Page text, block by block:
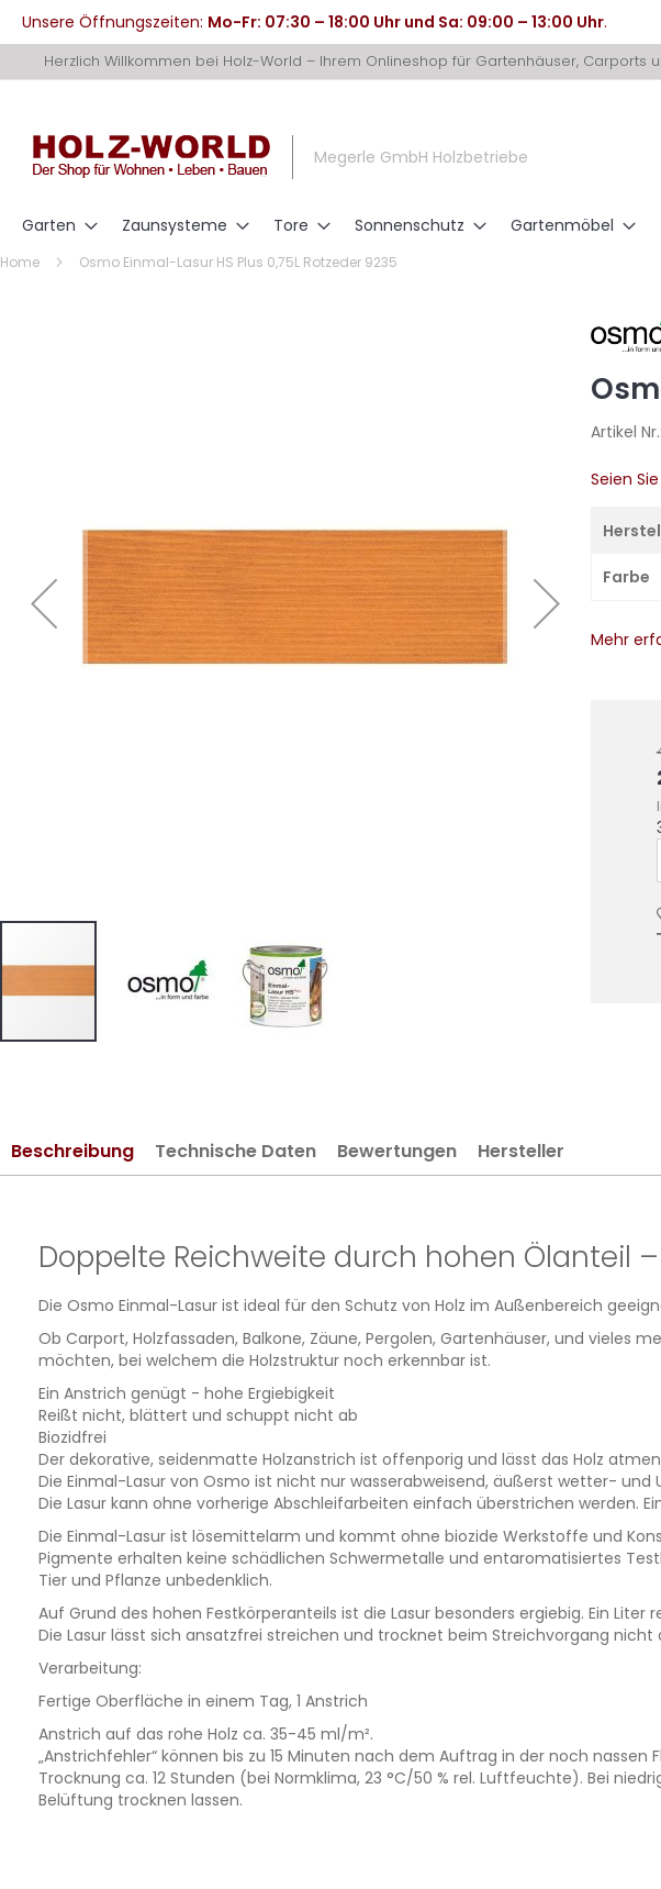
Unsere Öffnungszeiten: Mo-Fr: 07:30 – 18:00 Uhr und Sa: 09:00 – 13:00 Uhr.
zum
Herzlich Willkommen bei Holz-World – Ihrem Onlineshop für Gartenhäuser, Carports
Megerle GmbH Holzbetriebe
Garten Zaunsysteme Tore Sonnenschutz Gartenmöbel
Home Osmo Einmal-Lasur HS Plus 0,75L Rotzeder 9235
Bildergalerie
springen
Artikel Nr.:
Seien
Farbe
Mehr
Beschreibung
Doppelte Reichweite durch hohen Ölanteil
Die Osmo Einmal-Lasur ist ideal für den Schutz von Holz im Außenbereich
Ob Carport, Holzfassaden, Balkone, Zäune, Pergolen, Gartenhäuser, und vieles
möchten, bei welchem die Holzstruktur noch erkennbar ist.
Ein Anstrich genügt - hohe Ergiebigkeit
Reißt nicht, blättert und schuppt nicht ab
Biozidfrei
Der dekorative, seidenmatte Holzanstrich ist offenporig und lässt das Holz
Die Einmal-Lasur von Osmo ist nicht nur wasserabweisend, äußerst wetter-
Die Lasur kann ohne vorherige Abschleifarbeiten einfach überstrichen werden.
Die Einmal-Lasur ist lösemittelarm und kommt ohne biozide Werkstoffe und
Pigmente erhalten keine schädlichen Schwermetalle und entaromatisiertes
Tier und Pflanze unbedenklich.
Auf Grund des hohen Festkörperanteils ist die Lasur besonders ergiebig. Ein
Die Lasur lässt sich ansatzfrei streichen und trocknet beim Streichvorgang
Verarbeitung:
Fertige Oberfläche in einem Tag, 1 Anstrich
Anstrich auf das rohe Holz ca. 35-45 ml/m².
„Anstrichfehler“ können bis zu 15 Minuten nach dem Auftrag in der noch nassen
Trocknung ca. 12 Stunden (bei Normklima, 23 °C/50 % rel. Luftfeuchte). Bei
Belüftung trocknen lassen.
Technische Daten Bewertungen Hersteller